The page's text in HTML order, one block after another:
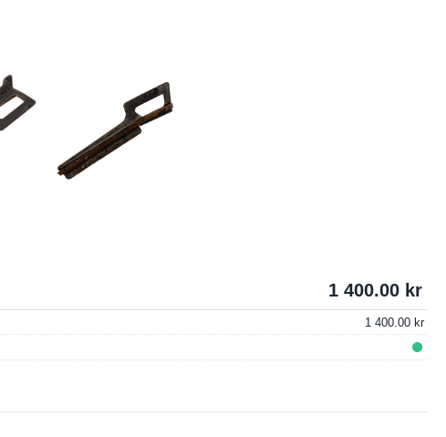
1 400.00
1 400.00